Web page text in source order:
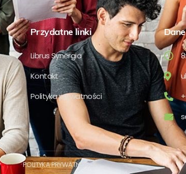
Przydatne linki
Librus Synergia
Kontakt
Polityka prywatności
POLITYKA PRYWATNOŚCI